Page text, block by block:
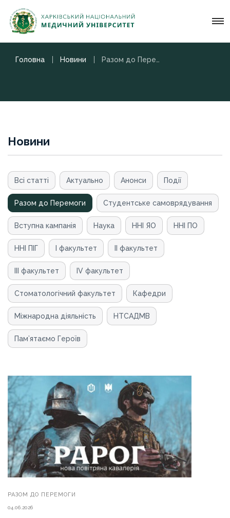
Головна Новини
Новини
Всі статті Актуально Анонси Події
Разом до Перемоги Студентське самоврядування
Вступна кампанія Наука ННІ ЯО ННІ ПО
ННІ ПІГ І факультет ІІ факультет
ІІІ факультет ІV факультет
Стоматологічний факультет Кафедри
Мiжнародна дiяльнiсть НТСАДМВ
Пам’ятаємо Героїв
РАЗОМ ДО ПЕРЕМОГИ
04.06.2026